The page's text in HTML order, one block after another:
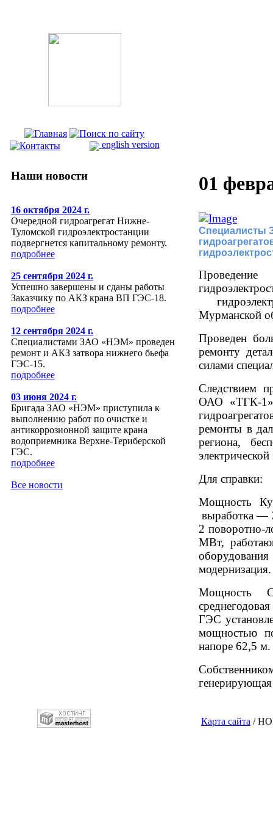
english version
Наши новости
16 октября 2024 г.
Очередной гидроагрегат Нижне-
Туломской гидроэлектростанции
подвергнется капитальному ремонту.
подробнее
25 сентября 2024 г.
Успешно завершены и сданы работы
Заказчику по АКЗ крана ВП ГЭС-18.
подробнее
12 сентября 2024 г.
Специалистами ЗАО «НЭМ» проведен
ремонт и АКЗ затвора нижнего бьефа
ГЭС-15.
подробнее
03 июня 2024 г.
Бригада ЗАО «НЭМ» приступила к
выполнению работ по очистке и
антикоррозионной защите крана
водоприемника Верхне-Териберской
ГЭС.
подробнее
Все новости
01
Специалисты
Мурманской
Проведен
ремонту
силами
Следствием
ОАО «ТГК-1»,
ремонты в
региона,
Для справки:
Мощность
выработка —
2 поворотно-
МВт,
модернизация.
Мощность
ГЭС
мощностью
напоре 62,5 м.
Карта сайта /